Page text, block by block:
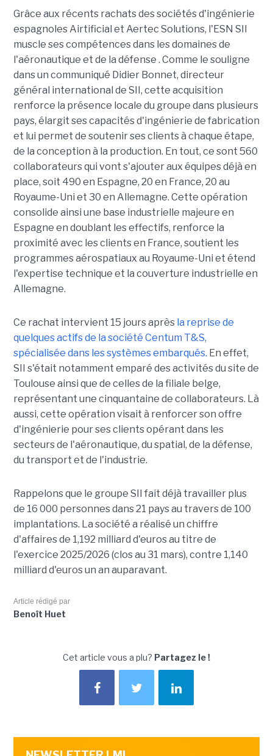
Grâce aux récents rachats des sociétés d'ingénierie
espagnoles Airtificial et Aertec Solutions, l'ESN SII
muscle ses compétences dans les domaines de
l'aéronautique et de la défense . Comme le souligne
dans un communiqué Didier Bonnet, directeur
général international de SII, cette acquisition
renforce la présence locale du groupe dans plusieurs
pays, élargit ses capacités d'ingénierie de fabrication
et lui permet de soutenir ses clients à chaque étape,
de la conception à la production. En tout, ce sont 560
collaborateurs qui vont s'ajouter aux équipes déjà en
place, soit 490 en Espagne, 20 en France, 20 au
Royaume-Uni et 30 en Allemagne. Cette opération
consolide ainsi une base industrielle majeure en
Espagne en doublant les effectifs, renforce la
proximité avec les clients en France, soutient les
programmes aérospatiaux au Royaume-Uni et étend
l'expertise technique et la couverture industrielle en
Allemagne.
Ce rachat intervient 15 jours après la reprise de
quelques actifs de la société Centum T&S,
spécialisée dans les systèmes embarqués. En effet,
SII s'était notamment emparé des activités du site de
Toulouse ainsi que de celles de la filiale belge,
représentant une cinquantaine de collaborateurs. Là
aussi, cette opération visait à renforcer son offre
d'ingénierie pour ses clients opérant dans les
secteurs de l'aéronautique, du spatial, de la défense,
du transport et de l'industrie.
Rappelons que le groupe SII fait déjà travailler plus
de 16 000 personnes dans 21 pays au travers de 100
implantations. La société a réalisé un chiffre
d'affaires de 1,192 milliard d'euros au titre de
l'exercice 2025/2026 (clos au 31 mars), contre 1,140
milliard d'euros un an auparavant.
Article rédigé par
Benoît Huet
Cet article vous a plu? Partagez le !